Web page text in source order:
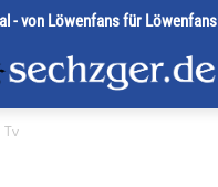
- von Löwenfans für Löwenfans
Tv